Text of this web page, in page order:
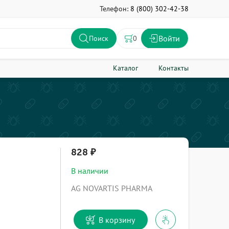
Телефон: 8 (800) 302-42-38
Поиск 0 Войти
Каталог Контакты
828
В наличии
AG NOVARTIS PHARMA
В корзину